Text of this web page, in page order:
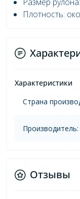
Плотность:
Характеристики
Страна
Производитель:
Отзывы